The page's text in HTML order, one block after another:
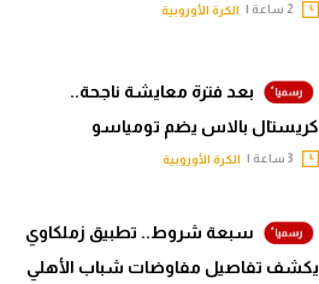
الكرة الأوروبية
بعد فترة معايشة ناجحة..
كريستال بالاس يضم تومياسو
الكرة الأوروبية
سبعة شروط.. تطبيق زملكاوي
يكشف تفاصيل مفاوضات شباب الأهلي